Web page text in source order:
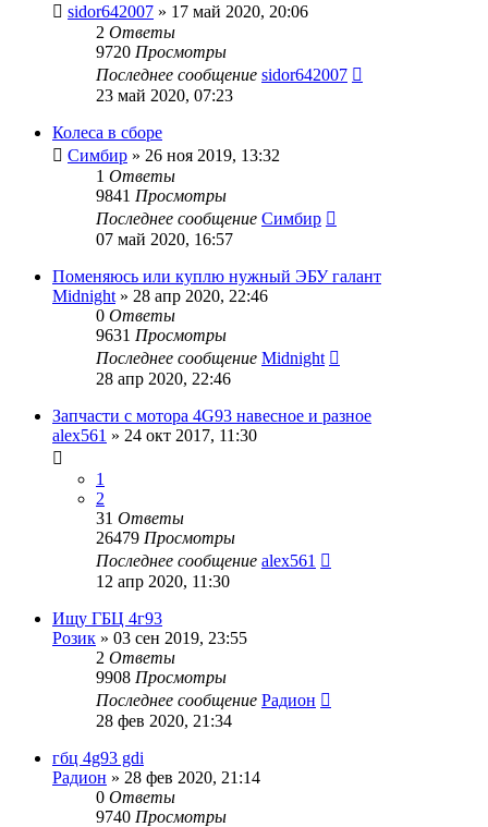
sidor642007 » 17 май 2020, 20:06
2 Ответы
9720 Просмотры
Последнее сообщение sidor642007
23 май 2020, 07:23
Колеса в сборе
Симбир » 26 ноя 2019, 13:32
1 Ответы
9841 Просмотры
Последнее сообщение Симбир
07 май 2020, 16:57
Поменяюсь или куплю нужный ЭБУ галант
Midnight » 28 апр 2020, 22:46
0 Ответы
9631 Просмотры
Последнее сообщение Midnight
28 апр 2020, 22:46
Запчасти с мотора 4G93 навесное и разное
alex561 » 24 окт 2017, 11:30
1
2
31 Ответы
26479 Просмотры
Последнее сообщение alex561
12 апр 2020, 11:30
Ищу ГБЦ 4г93
Розик » 03 сен 2019, 23:55
2 Ответы
9908 Просмотры
Последнее сообщение Радион
28 фев 2020, 21:34
гбц 4g93 gdi
Радион » 28 фев 2020, 21:14
0 Ответы
9740 Просмотры